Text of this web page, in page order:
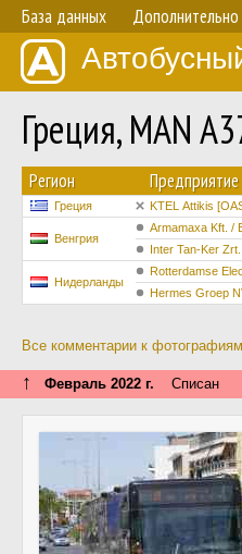
База данных Дополнительно
Греция, MAN
Регион Предприятие
Греция KΤΕL Αttikis
Венгрия
Armamaxa Kft. /
Inter Tan-Ker Zrt.
Нидерланды
Rotterdamse
Hermes Groep
Все комментарии к
↑ Февраль 2022 г. Списан